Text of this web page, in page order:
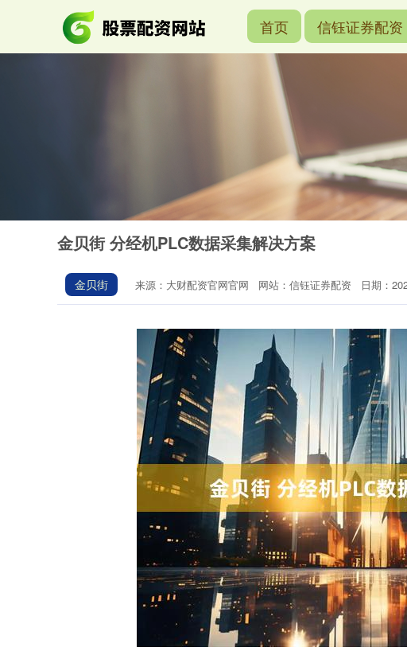
首页 信钰证券配资
金贝街 分经机PLC数据采集解决方案
金贝街 来源：大财配资官网官网 网站：信钰证券配资 日期：